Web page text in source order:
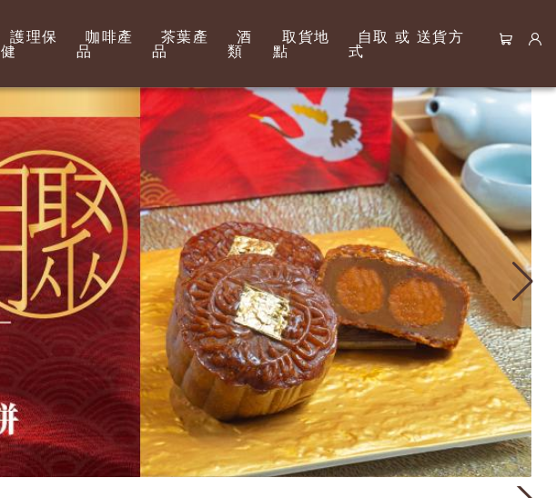
護理保
健
咖啡產
品
茶葉產
品
酒
類
取貨地
點
自取 或 送貨方
式